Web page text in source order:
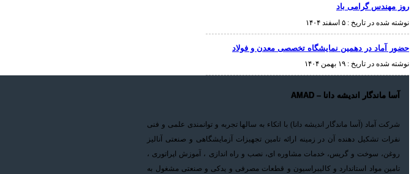
روز مهندس گرامی باد
نوشته شده در تاریخ : ۵ اسفند ۱۴۰۴
حضور آماد در دهمین نمایشگاه تخصصی معدن و فولاد
نوشته شده در تاریخ : ۱۹ بهمن ۱۴۰۴
آسا ماندگار اندیشه دانا – AMAD
شرکت آماد (آسا ماندگار اندیشه دانا) با اتکاء به سالها تجربه و توانمندی علمی و فنی
نفرات تشکیل دهنده آن در زمینه ارائه تامین تجهیزات آزمایشگاهی و صنعتی آنالیز
روغن، سوخت و گریس، خدمات مشاوره ای، نصب و راه اندازی ، آموزش اپراتوری ،
تامین مواد استاندارد و کالیبراسیون و قطعات مصرفی و یدکی و صنعتی مشغول به